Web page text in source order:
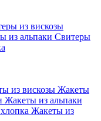
из вискозы
из альпаки Свитеры
из вискозы Жакеты
Жакеты из альпаки
Жакеты из